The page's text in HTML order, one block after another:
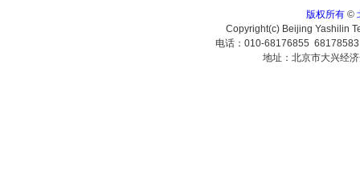
版权所有©
Copyright(c) Beijing Yashilin
电话：010-68176855
地址：北京市大兴经